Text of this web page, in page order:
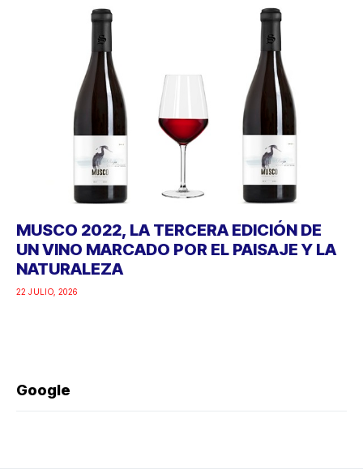
MUSCO 2022, LA TERCERA EDICIÓN DE
UN VINO MARCADO POR EL PAISAJE Y LA
NATURALEZA
22 JULIO, 2026
Google